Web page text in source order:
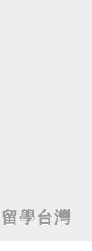
留學台灣